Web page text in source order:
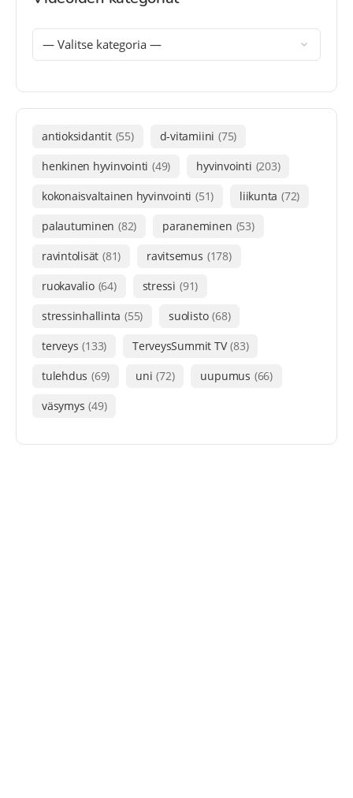
antioksidantit (55) d-vitamiini (75)
henkinen hyvinvointi (49) hyvinvointi (203)
kokonaisvaltainen hyvinvointi (51) liikunta (72)
palautuminen (82) paraneminen (53)
ravintolisät (81) ravitsemus (178)
ruokavalio (64) stressi (91)
stressinhallinta (55) suolisto (68)
terveys (133) TerveysSummit TV (83)
tulehdus (69) uni (72) uupumus (66)
väsymys (49)